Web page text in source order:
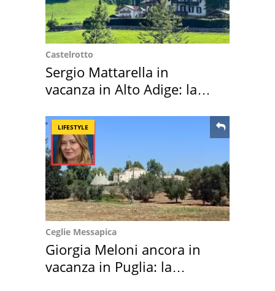
Castelrotto
Sergio Mattarella in
vacanza in Alto Adige: la
LIFESTYLE
Ceglie Messapica
Giorgia Meloni ancora in
vacanza in Puglia: la